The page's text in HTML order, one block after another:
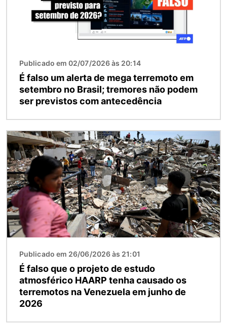
Publicado em 02/07/2026 às 20:14
É falso um alerta de mega terremoto em
setembro no Brasil; tremores não podem
ser previstos com antecedência
Imagem
Publicado em 26/06/2026 às 21:01
É falso que o projeto de estudo
atmosférico HAARP tenha causado os
terremotos na Venezuela em junho de
2026